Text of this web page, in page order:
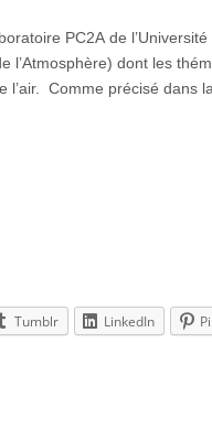
PC2A de
l’Atmosphère) dont les
l’air. Comme précisé dans
Tumblr LinkedIn